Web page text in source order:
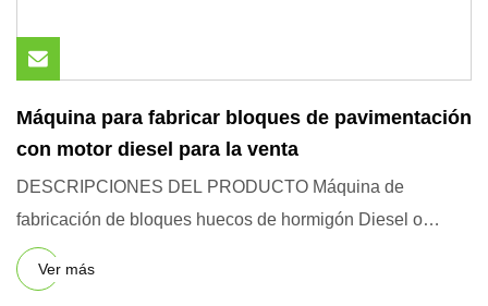
Máquina para fabricar bloques de pavimentación
con motor diesel para la venta
DESCRIPCIONES DEL PRODUCTO Máquina de
fabricación de bloques huecos de hormigón Diesel o
eléctrica para opciones Parámet
Ver más